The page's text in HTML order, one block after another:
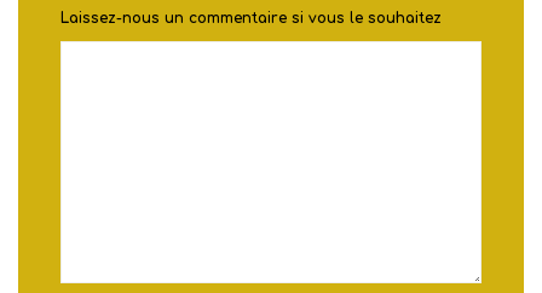
Laissez-nous un commentaire si vous le souhaitez